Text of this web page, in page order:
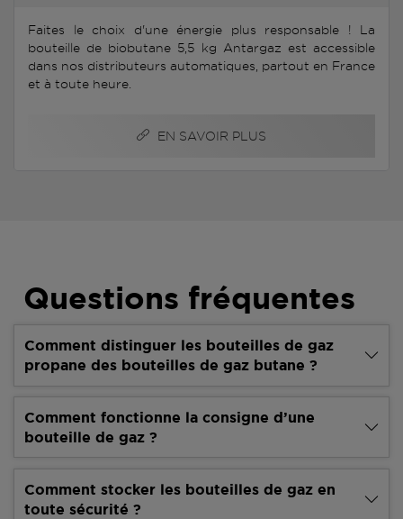
Faites le choix d'une énergie plus responsable ! La
bouteille de biobutane 5,5 kg Antargaz est accessible
dans nos distributeurs automatiques, partout en France
et à toute heure.
EN SAVOIR PLUS
Questions fréquentes
Comment distinguer les bouteilles de gaz
propane des bouteilles de gaz butane ?
Comment fonctionne la consigne d’une
bouteille de gaz ?
Comment stocker les bouteilles de gaz en
toute sécurité ?